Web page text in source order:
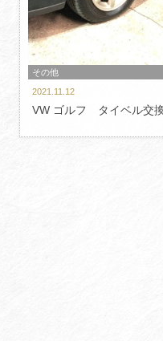
その他
2021.11.12
VW ゴルフ タイベル交